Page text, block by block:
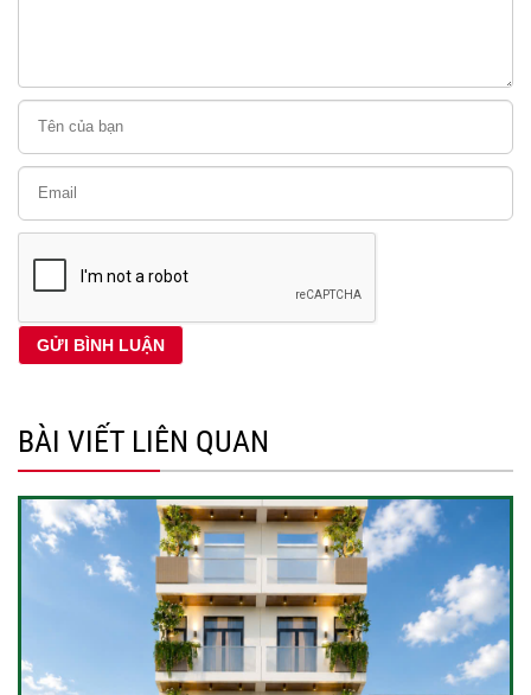
BÀI VIẾT LIÊN QUAN